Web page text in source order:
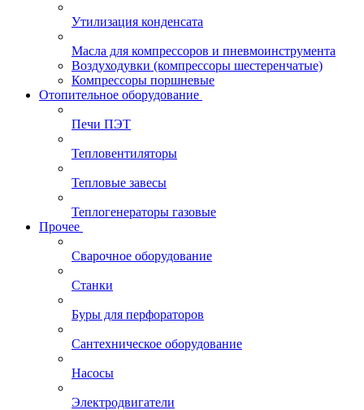
Утилизация конденсата
Масла для компрессоров и пневмоинструмента
Воздуходувки (компрессоры шестеренчатые)
Компрессоры поршневые
Отопительное оборудование
Печи ПЭТ
Тепловентиляторы
Тепловые завесы
Теплогенераторы газовые
Прочее
Сварочное оборудование
Станки
Буры для перфораторов
Сантехническое оборудование
Насосы
Электродвигатели